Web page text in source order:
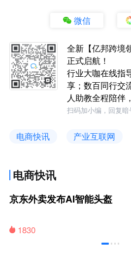
微信
全新【亿邦跨境
正式启航！
行业大咖在线指
享；数百同行交
人助教全程陪伴
扫码加小编，回复
电商快讯 产业互联网
电商快讯
京东外卖发布AI智能头盔
1830